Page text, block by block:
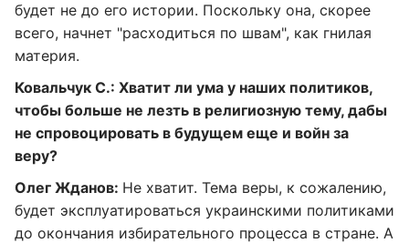
будет не до его истории. Поскольку она, скорее
всего, начнет "расходиться по швам", как гнилая
материя.
Ковальчук С.: Хватит ли ума у наших политиков,
чтобы больше не лезть в религиозную тему, дабы
не спровоцировать в будущем еще и войн за
веру?
Олег Жданов: Не хватит. Тема веры, к сожалению,
будет эксплуатироваться украинскими политиками
до окончания избирательного процесса в стране. А